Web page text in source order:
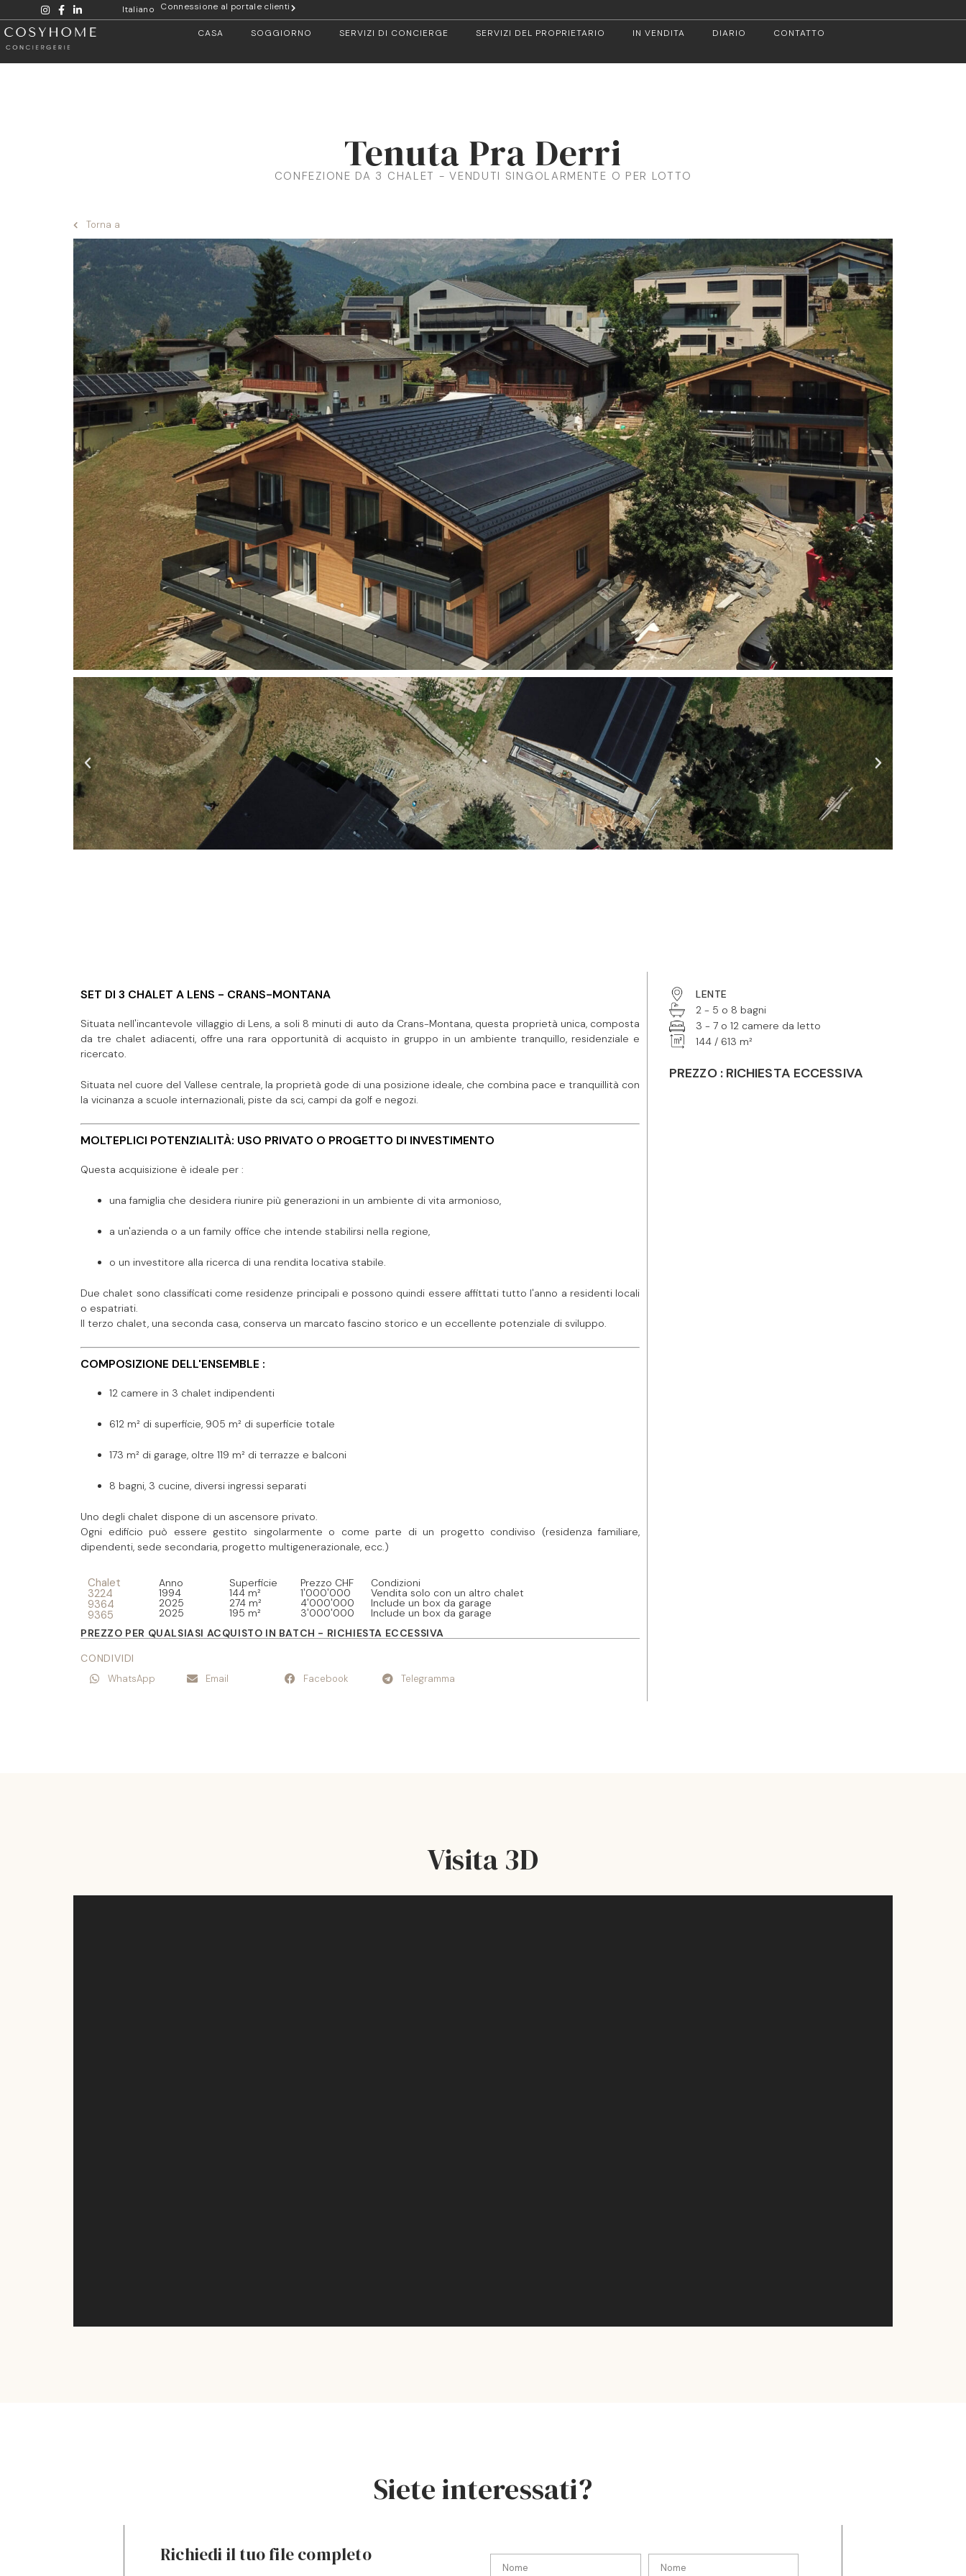
Italiano Connessione al portale clienti
CASA SOGGIORNO SERVIZI DI CONCIERGE SERVIZI DEL PROPRIETARIO IN VENDITA DIARIO CONTATTO
Tenuta Pra Derri
CONFEZIONE DA 3 CHALET - VENDUTI SINGOLARMENTE O PER LOTTO
Torna a
SET DI 3 CHALET A LENS - CRANS-MONTANA
Situata nell'incantevole villaggio di Lens, a soli 8 minuti di auto da Crans-Montana, questa proprietà unica, composta
da tre chalet adiacenti, offre una rara opportunità di acquisto in gruppo in un ambiente tranquillo, residenziale e
ricercato.
Situata nel cuore del Vallese centrale, la proprietà gode di una posizione ideale, che combina pace e tranquillità con
la vicinanza a scuole internazionali, piste da sci, campi da golf e negozi.
MOLTEPLICI POTENZIALITÀ: USO PRIVATO O PROGETTO DI INVESTIMENTO
Questa acquisizione è ideale per :
una famiglia che desidera riunire più generazioni in un ambiente di vita armonioso,
a un'azienda o a un family office che intende stabilirsi nella regione,
o un investitore alla ricerca di una rendita locativa stabile.
Due chalet sono classificati come residenze principali e possono quindi essere affittati tutto l'anno a residenti locali
o espatriati.
Il terzo chalet, una seconda casa, conserva un marcato fascino storico e un eccellente potenziale di sviluppo.
COMPOSIZIONE DELL'ENSEMBLE :
12 camere in 3 chalet indipendenti
612 m² di superficie, 905 m² di superficie totale
173 m² di garage, oltre 119 m² di terrazze e balconi
8 bagni, 3 cucine, diversi ingressi separati
Uno degli chalet dispone di un ascensore privato.
Ogni edificio può essere gestito singolarmente o come parte di un progetto condiviso (residenza familiare,
dipendenti, sede secondaria, progetto multigenerazionale, ecc.)
Chalet
3224
9364
9365
Anno
1994
2025
2025
Superficie
144 m²
274 m²
195 m²
Prezzo CHF
1'000'000
4'000'000
3'000'000
Condizioni
Vendita solo con un altro chalet
Include un box da garage
Include un box da garage
PREZZO PER QUALSIASI ACQUISTO IN BATCH - RICHIESTA ECCESSIVA
CONDIVIDI
WhatsApp Email Facebook Telegramma
LENTE
2 - 5 o 8 bagni
3 - 7 o 12 camere da letto
144 / 613 m²
PREZZO : RICHIESTA ECCESSIVA
Visita 3D
Siete interessati?
Richiedi il tuo file completo